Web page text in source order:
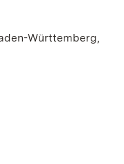
Württemberg,